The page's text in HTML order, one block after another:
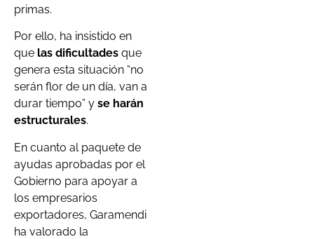
primas.
Por ello, ha insistido en
que las dificultades que
genera esta situación “no
serán flor de un día, van a
durar tiempo” y se harán
estructurales.
En cuanto al paquete de
ayudas aprobadas por el
Gobierno para apoyar a
los empresarios
exportadores, Garamendi
ha valorado la